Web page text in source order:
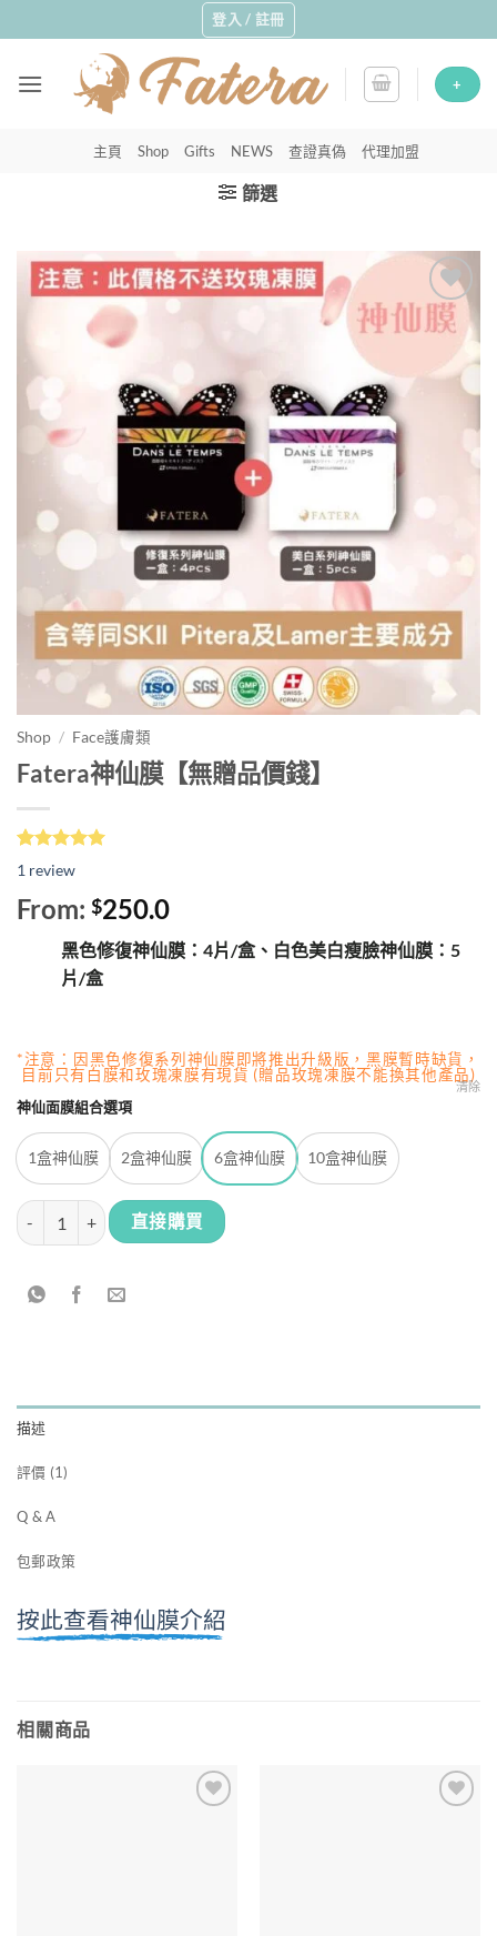
to
登入 / 註冊
+
主頁 Shop Gifts NEWS 查證真偽 代理加盟
篩選
Shop / Face護膚類
Fatera神仙膜【無贈品價錢】
評分
5，已有
1
顧客進行評
分
1 review
From: $250.0
黑色修復神仙膜：4片/盒、白色美白瘦臉神仙膜：5
片/盒
*注意：因黑色修復系列神仙膜即將推出升級版，黑膜暫時缺貨，
目前只有白膜和玫瑰凍膜有現貨 (贈品玫瑰凍膜不能換其他產品)
神仙面膜組合選項
1盒神仙膜 2盒神仙膜 6盒神仙膜 10盒神仙膜
清除
Fatera神仙膜【無贈品價錢】 數量
直接購買
描述
評價 (1)
Q & A
包郵政策
按此查看神仙膜介紹
相關商品